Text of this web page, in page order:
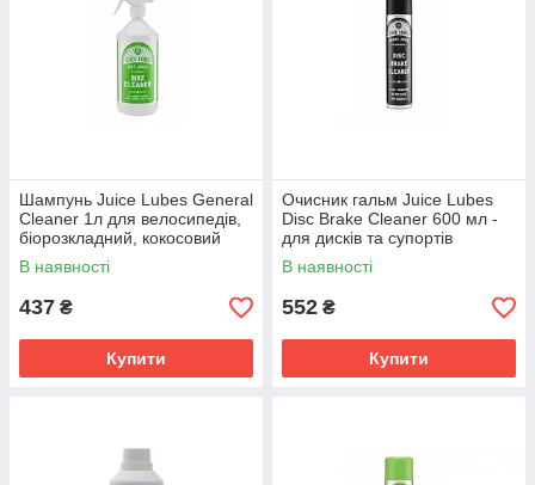
Шампунь Juice Lubes General
Cleaner 1л для велосипедів,
біорозкладний, кокосовий
аромат
В наявності
437 ₴
Купити
Очисник гальм Juice Lubes
Disc Brake Cleaner 600 мл -
для дисків та супортів
В наявності
552 ₴
Купити